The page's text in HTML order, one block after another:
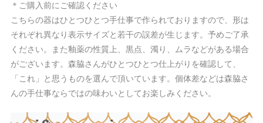
＊ご購入前にご確認ください
こちらの器はひとつひとつ手仕事で作られておりますので、形は
それぞれ異なり表示サイズと若干の誤差が生じます。予めご了承
ください。また釉薬の性質上、黒点、濁り、ムラなどがある場合
がございます。森脇さんがひとつひとつ仕上がりを確認して、
「これ」と思うものを選んで頂いています。個体差などは森脇さ
んの手仕事ならではの味わいとしてお楽しみください。